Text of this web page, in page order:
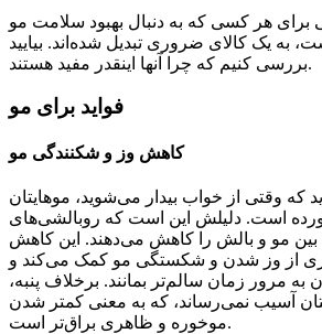
برای هر کسی که به دنبال بهبود سلامت مو
به یک کالای ضروری تبدیل شده‌اند. بیایید
بررسی کنیم که چرا آنها اینقدر مفید هستند.
فواید برای مو
کاهش وز و شکنندگی مو
وقتی از خواب بیدار می‌شوید، موهایتان
است. دلیلش این است که روبالشی‌های
مو و بالش را کاهش می‌دهند. این کاهش
از وز شدن و شکستگی مو کمک می‌کند و
مرور زمان سالم‌تر بمانند. برخلاف پنبه،
آسیب نمی‌رساند، که به معنی کمتر شدن
موخوره و ظاهری براق‌تر است.